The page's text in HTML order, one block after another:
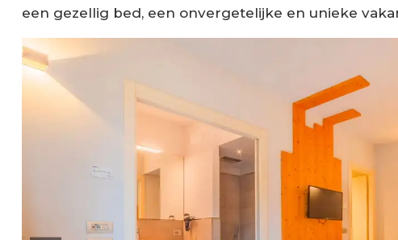
een gezellig bed, een onvergetelijke en unieke